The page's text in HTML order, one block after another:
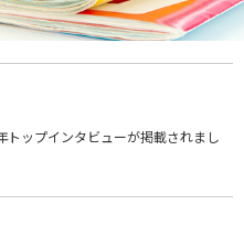
トップインタビューが掲載されまし